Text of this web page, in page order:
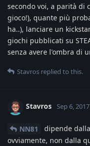
secondo voi, a parità di
gioco!), quante più
ha..), lanciare un
giochi pubblicati su
senza avere l'ombra di
Stavros replied to this.
Stavros Sep 6, 2017
NN81
dipende
ovviamente, non dalla